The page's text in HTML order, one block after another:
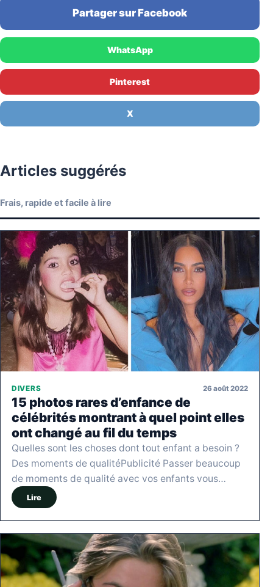
Partager sur Facebook
WhatsApp
Pinterest
X
Articles suggérés
Frais, rapide et facile à lire
DIVERS 26 août 2022
15 photos rares d’enfance de
célébrités montrant à quel point elles
ont changé au fil du temps
Quelles sont les choses dont tout enfant a besoin ?
Des moments de qualitéPublicité Passer beaucoup
de moments de qualité avec vos enfants vous…
Lire